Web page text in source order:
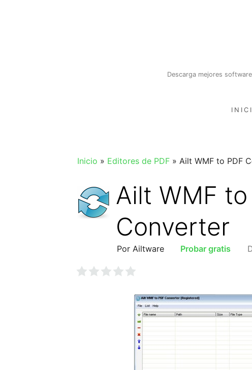
Descarga mejores
Inicio » Editores de PDF » Ailt WMF to PDF
Ailt WMF to
Converter
Por Ailtware Probar gratis